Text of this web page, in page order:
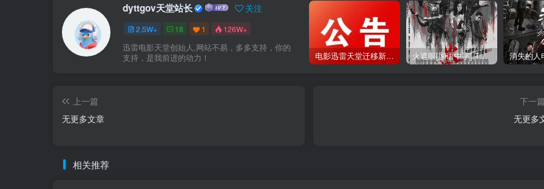
dyttgov天堂站长 关注
2.5W+ 18 1 126W+
迅雷电影天堂创始人,网站不易，多多支持，你的
支持，是我前进的动力！
电影迅雷天堂迁移新服务器,正常更新，维护完毕! 火遮眼[国语中字].The.Furious.2026.1080p+2160p高清下载
上一篇
无更多文章
下一篇
无更多
相关推荐